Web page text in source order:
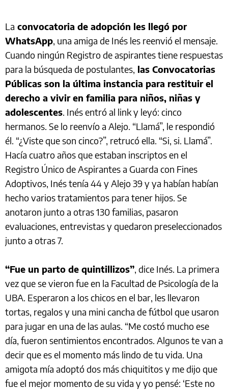
La convocatoria de adopción les llegó por
WhatsApp, una amiga de Inés les reenvió el mensaje.
Cuando ningún Registro de aspirantes tiene respuestas
para la búsqueda de postulantes, las Convocatorias
Públicas son la última instancia para restituir el
derecho a vivir en familia para niños, niñas y
adolescentes. Inés entró al link y leyó: cinco
hermanos. Se lo reenvío a Alejo. “Llamá”, le respondió
él. “¿Viste que son cinco?”, retrucó ella. “Si, si. Llamá”.
Hacía cuatro años que estaban inscriptos en el
Registro Único de Aspirantes a Guarda con Fines
Adoptivos, Inés tenía 44 y Alejo 39 y ya habían habían
hecho varios tratamientos para tener hijos. Se
anotaron junto a otras 130 familias, pasaron
evaluaciones, entrevistas y quedaron preseleccionados
junto a otras 7.
“Fue un parto de quintillizos”, dice Inés. La primera
vez que se vieron fue en la Facultad de Psicología de la
UBA. Esperaron a los chicos en el bar, les llevaron
tortas, regalos y una mini cancha de fútbol que usaron
para jugar en una de las aulas. “Me costó mucho ese
día, fueron sentimientos encontrados. Algunos te van a
decir que es el momento más lindo de tu vida. Una
amigota mía adoptó dos más chiquititos y me dijo que
fue el mejor momento de su vida y yo pensé: ‘Este no